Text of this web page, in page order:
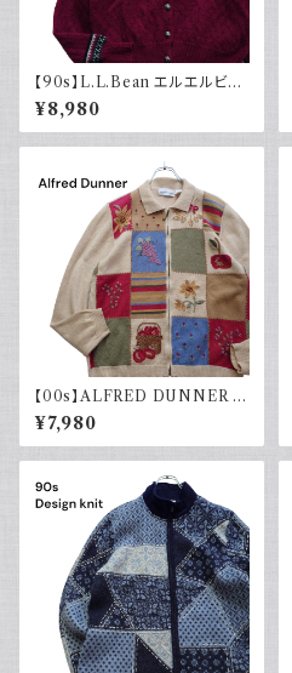
【90s】L.L.Bean エルエルビー
ン チロルニット カーディガン セ
ーター ボルドー メタルボタン 古
着 ヴィンテージ
¥8,980
【00s】ALFRED DUNNER ア
ルフレッドダナー デザインニット
コットンラミー レディース古着
セーター 襟付き ジップ
¥7,980